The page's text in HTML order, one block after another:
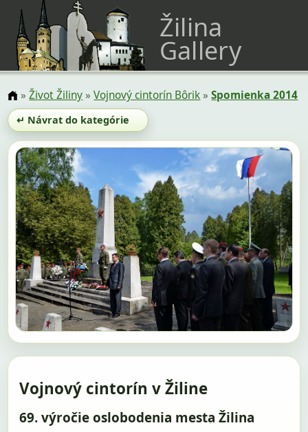
Žilina
Gallery
»Život Žiliny»Vojnový cintorín Bôrik»Spomienka 2014
↵ Návrat do kategórie
Vojnový cintorín v Žiline
69. výročie oslobodenia mesta Žilina